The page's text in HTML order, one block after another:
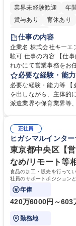
業界未経験歓迎
年
賞与あり
育休あり
土日祝休み
仕事の内容
企業名 株式会社キーエンス 求人名 【大阪・京都・滋賀】営
験可 仕事の内容 【仕事内容】大阪営業所、京都営業所、滋賀営業所いず
れかにて営業事務をお
の作成・カタログ送付
善をお任せ。 【教育制度】ご入社後、育成担当とペアになりながらOJTに
て業務を覚えていただ
れているため、スムー
募集職種 【大阪・京都
必要な経験・能
必要な経験・能力等
を出しながら、主体的
派遣業界や保育業界等
えて、お客様や社員の
待され。組織を支える
社員から頼られる存在
務の持ち帰りも禁止さ
歴・資格 学歴：大学院
正社員
ヒガシマルインタ
東京都中央区【
なめ/リモート等
食品の加工・販売を行って
社員のサポートポジション
事業の根幹を支えていただ
年俸
420万6000円～603
勤務地